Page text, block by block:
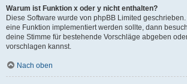
Warum ist Funktion x oder y nicht enthalten?
Diese Software wurde von phpBB Limited
eine Funktion implementiert werden sollte, dann
deine Stimme für bestehende Vorschläge abgeben
vorschlagen kannst.
Nach oben